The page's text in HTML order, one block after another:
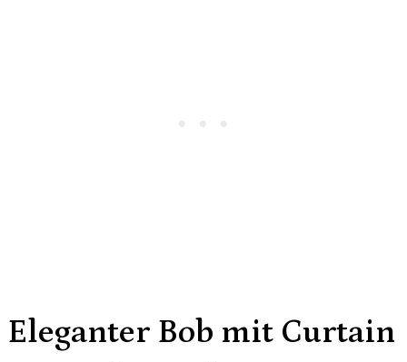
Eleganter Bob mit Curtain